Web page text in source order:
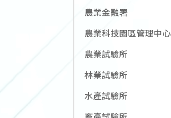
農業金融署
農業科技園區管理中心
農業試驗所
林業試驗所
水產試驗所